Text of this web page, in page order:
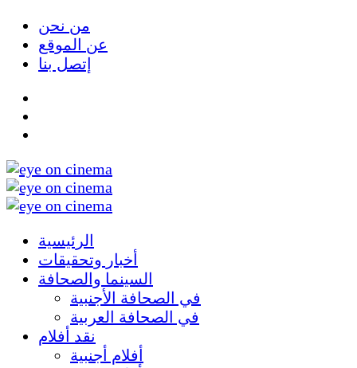
من نحن
عن الموقع
إتصل بنا
الرئيسية
أخبار وتحقيقات
السينما والصحافة
في الصحافة الأجنبية
في الصحافة العربية
نقد أفلام
أفلام أجنبية